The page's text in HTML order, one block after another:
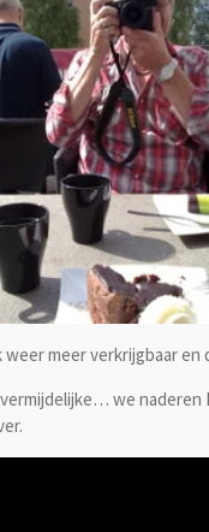
meer verkrijgbaar en
we naderen